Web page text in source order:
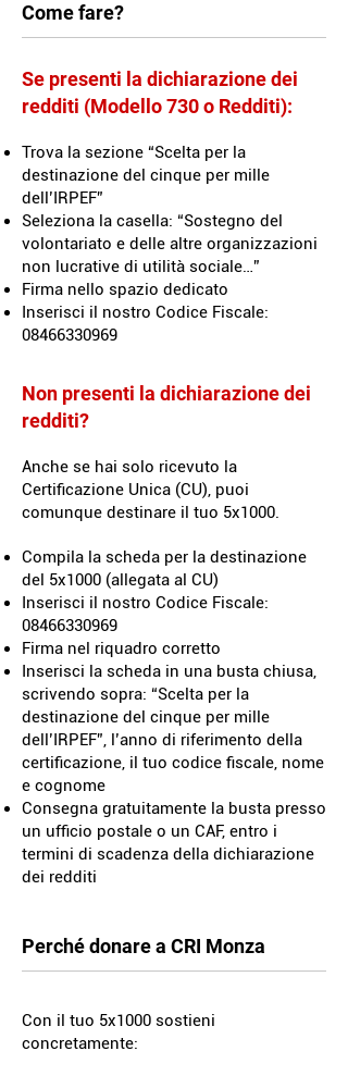
Come fare?
Se presenti la dichiarazione dei
redditi (Modello 730 o Redditi):
Trova la sezione “Scelta per la
destinazione del cinque per mille
dell’IRPEF”
Seleziona la casella: “Sostegno del
volontariato e delle altre organizzazioni
non lucrative di utilità sociale…”
Firma nello spazio dedicato
Inserisci il nostro Codice Fiscale:
08466330969
Non presenti la dichiarazione dei
redditi?
Anche se hai solo ricevuto la
Certificazione Unica (CU), puoi
comunque destinare il tuo 5x1000.
Compila la scheda per la destinazione
del 5x1000 (allegata al CU)
Inserisci il nostro Codice Fiscale:
08466330969
Firma nel riquadro corretto
Inserisci la scheda in una busta chiusa,
scrivendo sopra: “Scelta per la
destinazione del cinque per mille
dell’IRPEF”, l’anno di riferimento della
certificazione, il tuo codice fiscale, nome
e cognome
Consegna gratuitamente la busta presso
un ufficio postale o un CAF, entro i
termini di scadenza della dichiarazione
dei redditi
Perché donare a CRI Monza
Con il tuo 5x1000 sostieni
concretamente:​